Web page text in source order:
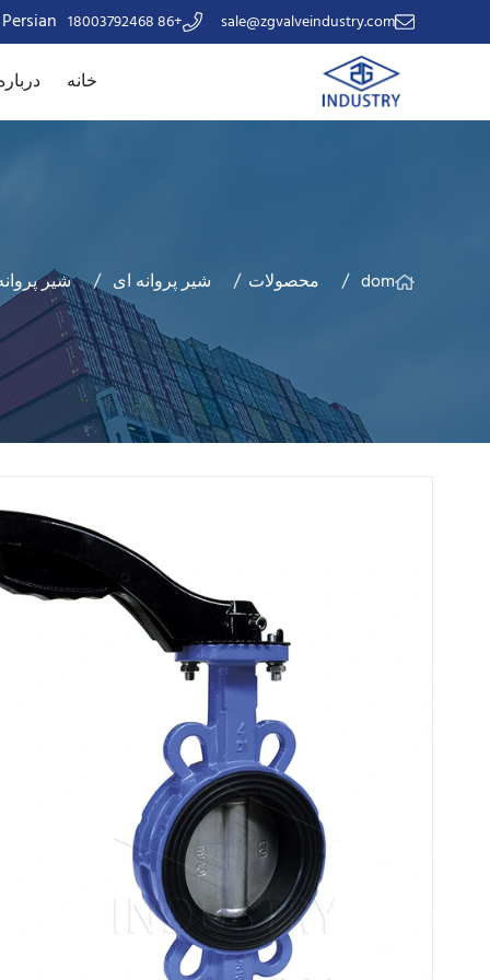
sale@zgvalveindustry.com
+86 18003792468
Persian
خانه
dom محصولات شیر پروانه ای شیر